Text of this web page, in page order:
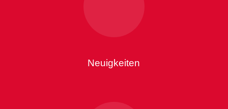
Neuigkeiten